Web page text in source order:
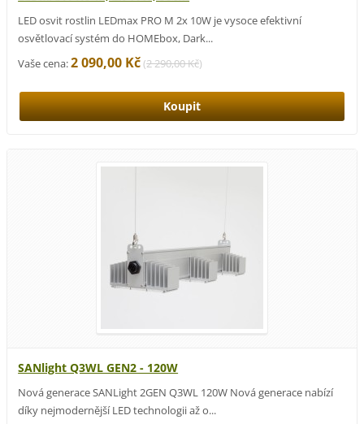
LED osvit rostlin LEDmax PRO M 2x 10W je vysoce efektivní
osvětlovací systém do HOMEbox, Dark...
Vaše cena:2 090,00 Kč(2 290,00 Kč)
SANlight Q3WL GEN2 - 120W
Nová generace SANLight 2GEN Q3WL 120W Nová generace nabízí
díky nejmodernější LED technologii až o...